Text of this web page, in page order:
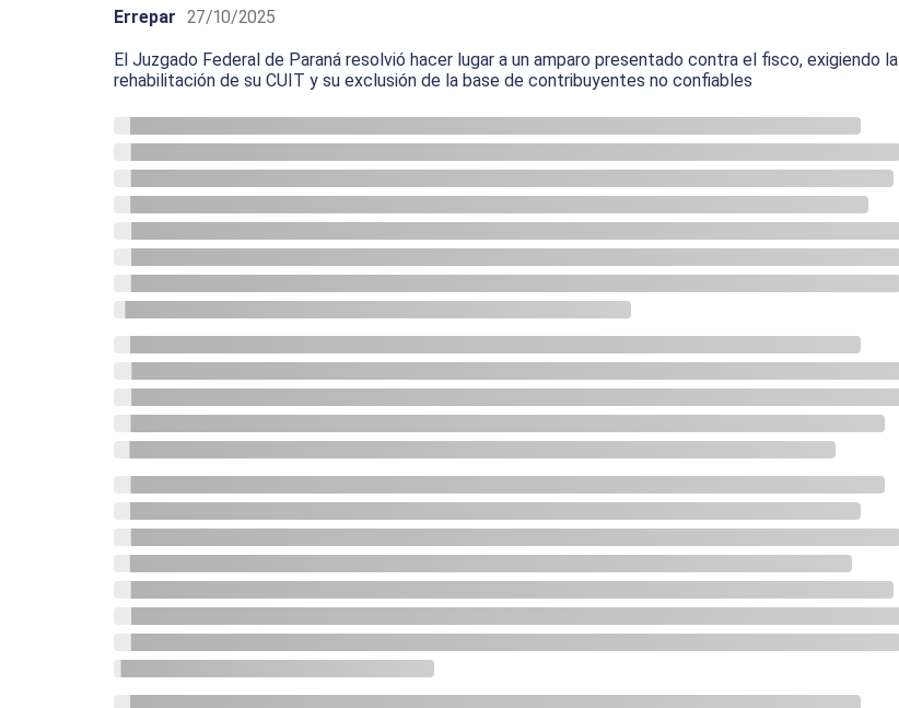
Errepar 27/10/2025
El Juzgado Federal de Paraná resolvió hacer lugar a un amparo presentado contra el fisco, exigiendo la
rehabilitación de su CUIT y su exclusión de la base de contribuyentes no confiables